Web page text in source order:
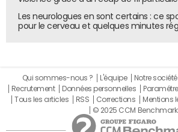
Les neurologues en sont certains : ce
pour le cerveau et quelques minutes
Qui sommes-nous ? L'équipe Notre société
Recrutement
Données personnelles
Tous les articles
RSS Corrections Mentions
© 2025 CCM Benchmark